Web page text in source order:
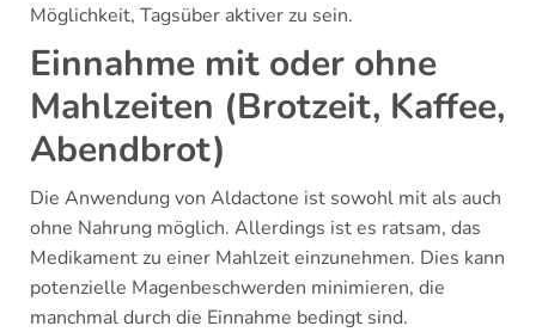
Möglichkeit, Tagsüber aktiver zu sein.
Einnahme mit oder ohne
Mahlzeiten (Brotzeit, Kaffee,
Abendbrot)
Die Anwendung von Aldactone ist sowohl mit als auch
ohne Nahrung möglich. Allerdings ist es ratsam, das
Medikament zu einer Mahlzeit einzunehmen. Dies kann
potenzielle Magenbeschwerden minimieren, die
manchmal durch die Einnahme bedingt sind.